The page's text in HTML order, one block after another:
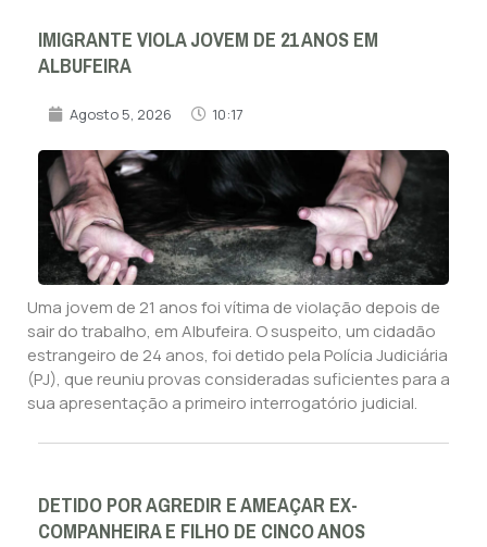
IMIGRANTE VIOLA JOVEM DE 21 ANOS EM
ALBUFEIRA
Agosto 5, 2026 10:17
Uma jovem de 21 anos foi vítima de violação depois de
sair do trabalho, em Albufeira. O suspeito, um cidadão
estrangeiro de 24 anos, foi detido pela Polícia Judiciária
(PJ), que reuniu provas consideradas suficientes para a
sua apresentação a primeiro interrogatório judicial.
DETIDO POR AGREDIR E AMEAÇAR EX-
COMPANHEIRA E FILHO DE CINCO ANOS